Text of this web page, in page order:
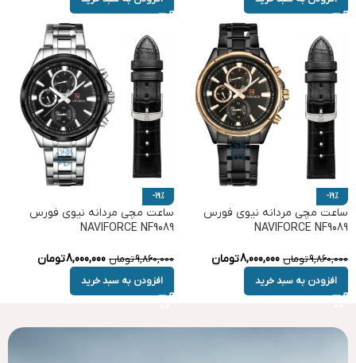
-19%
ساعت مچی مردانه نیوی فورس
NAVIFORCE NF9089
9,860,000تومان 8,000,000تومان
افزودن به سبد خرید
-19%
ساعت مچی مردانه نیوی فورس
NAVIFORCE NF9089
9,860,000تومان 8,000,000تومان
افزودن به سبد خرید